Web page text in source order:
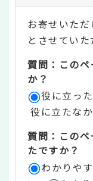
テ
ン
ツ
評
価
リ
ア
お寄せいた
とさせていた
質問：この
か？
役に立った
役に立たな
質問：この
たですか？
わかりや